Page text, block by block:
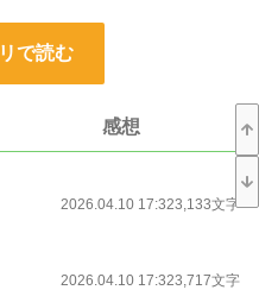
で読む
感想
2026.04.10 17:323,133文字
2026.04.10 17:323,717文字